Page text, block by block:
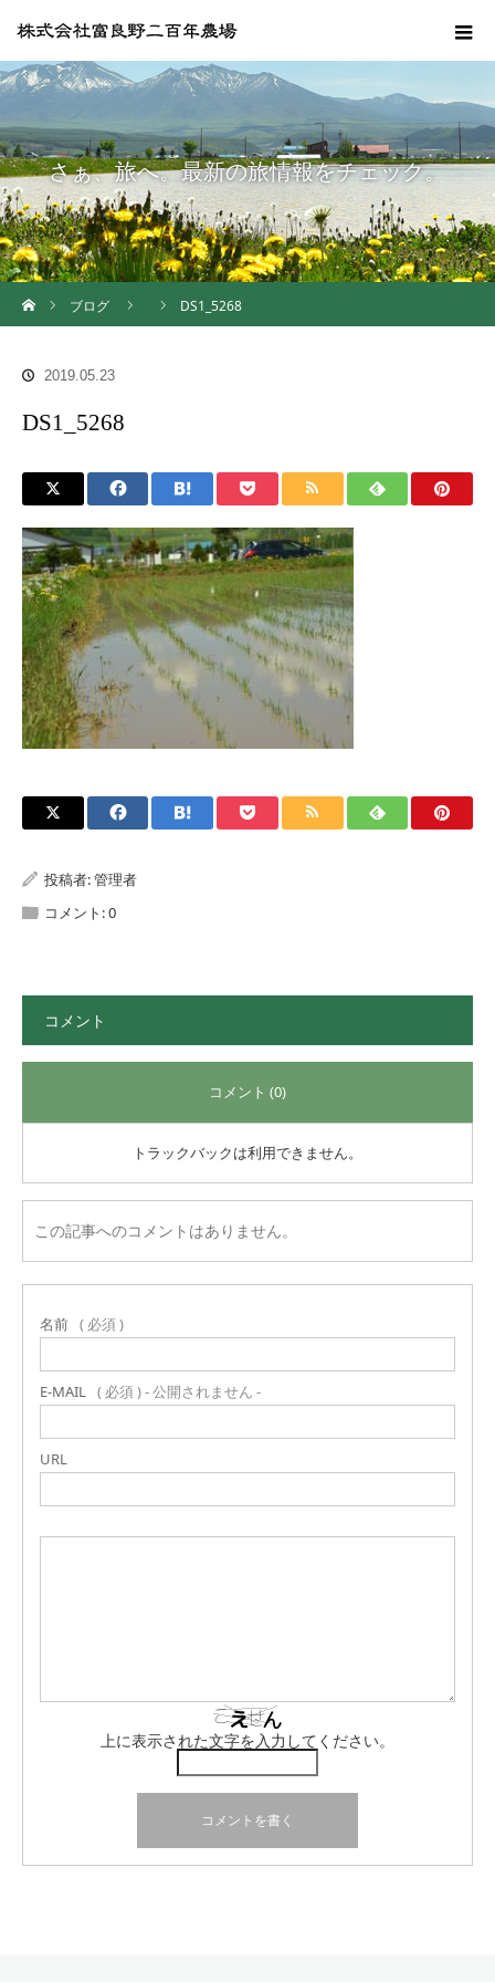
さぁ、旅へ。最新の旅情報をチェック。
ブログ
DS1_5268
2019.05.23
DS1_5268
投稿者:管理者
コメント:0
コメント
コメント (0)
トラックバックは利用できません。
この記事へのコメントはありません。
名前 ( 必須 )
E-MAIL ( 必須 ) - 公開されません -
URL
上に表示された文字を入力してください。